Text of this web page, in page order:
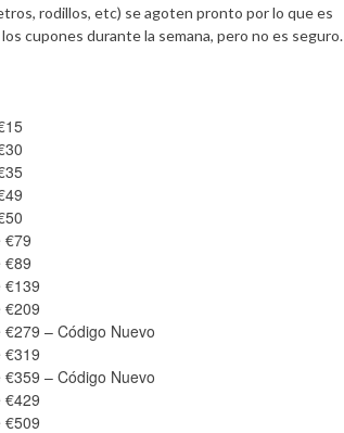
rodillos, etc) se agoten pronto por lo que es
cupones durante la semana, pero no es seguro.
€79
€89
€139
€209
– Código Nuevo
€319
– Código Nuevo
€429
€509